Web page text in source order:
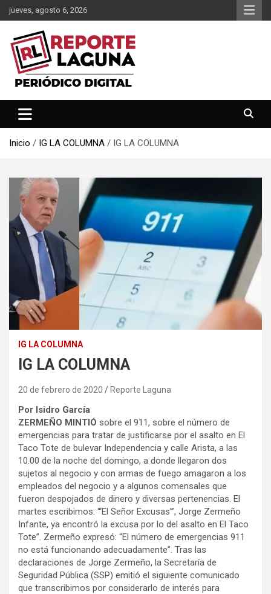
Saltar
al
contenido
jueves, agosto 6, 2026
Reporte Laguna
Inicio IG LA COLUMNA IG LA COLUMNA
IG LA COLUMNA
IG LA COLUMNA
20 de febrero de 2020 Reporte Laguna
Por Isidro García
ZERMEÑO MINTIÓ sobre el 911, sobre el número de
emergencias para tratar de justificarse por el asalto en El
Taco Tote de bulevar Independencia y calle Arista, a las
10.00 de la noche del domingo, a donde llegaron dos
sujetos al negocio y con armas de fuego amagaron a los
empleados del negocio y a algunos comensales que
fueron despojados de dinero y diversas pertenencias. El
martes escribimos: “‘El Señor Excusas’”, Jorge Zermeño
Infante, ya encontró la excusa por lo del asalto en El Taco
Tote”. Zermeño expresó: “El número de emergencias 911
no está funcionando adecuadamente”. Tras las
declaraciones de Jorge Zermeño, la Secretaría de
Seguridad Pública (SSP) emitió el siguiente comunicado
que transcribimos por considerarlo de interés para